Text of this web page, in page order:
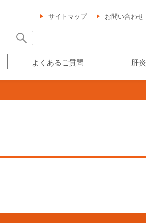
サイトマップ お問い合わせ
よくあるご質問 肝